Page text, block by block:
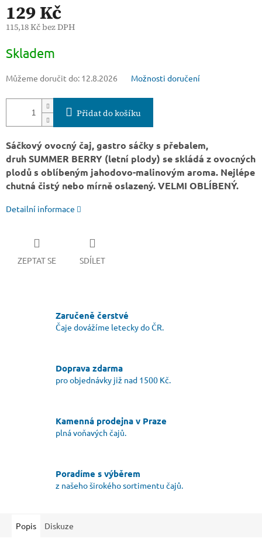
129 Kč
115,18 Kč bez DPH
cena:
Skladem
Můžeme doručit do: 12.8.2026 Možnosti doručení
Přidat do košíku
Sáčkový ovocný čaj, gastro sáčky s přebalem,
druh SUMMER BERRY (letní plody) se skládá z ovocných
plodů s oblíbeným jahodovo-malinovým aroma. Nejlépe
chutná čistý nebo mírně oslazený. VELMI OBLÍBENÝ.
Detailní informace
ZEPTAT SE SDÍLET
Zaručeně čerstvé
Čaje dovážíme letecky do ČR.
Doprava zdarma
pro objednávky již nad 1500 Kč.
Kamenná prodejna v Praze
plná voňavých čajů.
Poradíme s výběrem
z našeho širokého sortimentu čajů.
Popis Diskuze